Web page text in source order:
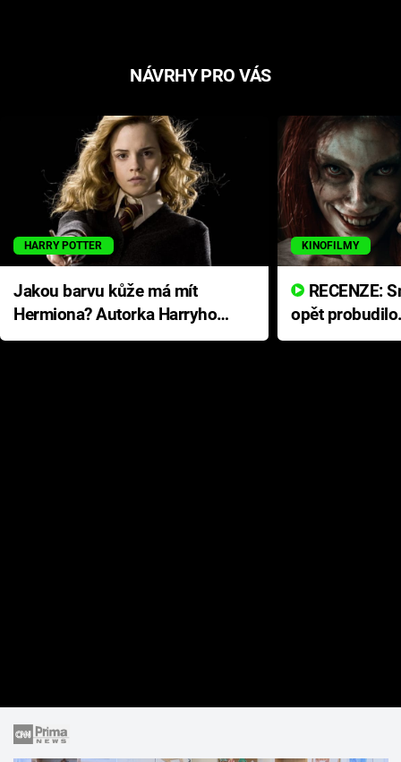
NÁVRHY PRO VÁS
HARRY POTTER
Jakou barvu kůže má mít
Hermiona? Autorka Harryho
Pottera přišla s ráznou
KINOFILMY
opět
přichází s